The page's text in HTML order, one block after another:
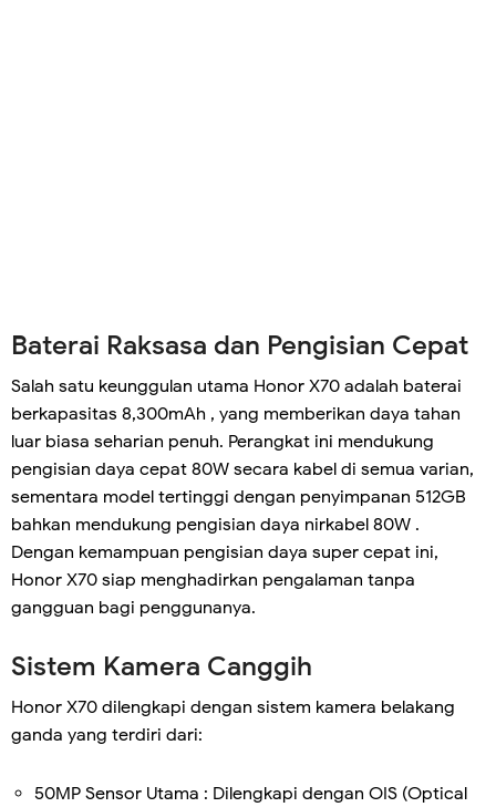
Baterai Raksasa dan Pengisian Cepat
Salah satu keunggulan utama Honor X70 adalah baterai
berkapasitas 8,300mAh , yang memberikan daya tahan
luar biasa seharian penuh. Perangkat ini mendukung
pengisian daya cepat 80W secara kabel di semua varian,
sementara model tertinggi dengan penyimpanan 512GB
bahkan mendukung pengisian daya nirkabel 80W .
Dengan kemampuan pengisian daya super cepat ini,
Honor X70 siap menghadirkan pengalaman tanpa
gangguan bagi penggunanya.
Sistem Kamera Canggih
Honor X70 dilengkapi dengan sistem kamera belakang
ganda yang terdiri dari:
50MP Sensor Utama : Dilengkapi dengan OIS (Optical